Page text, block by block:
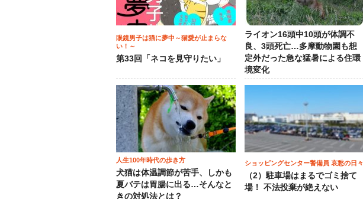
眼鏡男子は猫に夢中～猫愛が止まらな
い！～
第33回「ネコを見守りたい」
ライオン16頭中10頭が体調不
良、3頭死亡…多摩動物園も想
定外だった急な猛暑による住環
境変化
人生100年時代の歩き方
犬猫は体温調節が苦手、しかも
夏バテは胃腸に出る…そんなと
きの対処法とは？
ショッピングセンター警備員 哀愁の日々
（2）駐車場はまるでゴミ捨て
場！ 不法投棄が絶えない